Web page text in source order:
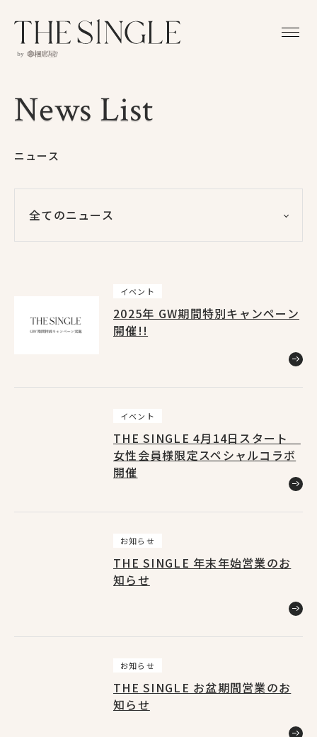
Home
ホーム
News List
News List
ニュース
全てのニュース
お知らせ
キャンペーン
ニュースリリース 3
池袋東口店
イベント
2025年 GW期間特別キャンペーン
開催!!
イベント
THE SINGLE 4月14日スタート
女性会員様限定スペシャルコラボ
開催
お知らせ
THE SINGLE 年末年始営業のお
知らせ
お知らせ
THE SINGLE お盆期間営業のお
知らせ